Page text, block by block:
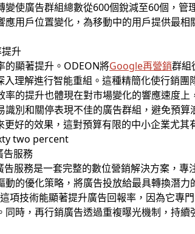
變使廣告群組總數從600個銳減至60個，
應用戶位置變化，為移動中的用戶提供最
升
的顯著提升。ODEON將Google再營銷群組
理解進行智能重組。這種精簡化使行銷
率的提升也體現在對市場變化的響應速度
識別和關停表現不佳的廣告群組，避免預
好的效果，這對預算有限的中小企業尤其
告服務
告服務是一套完整的數位營銷解決方案，
動的優化策略，將廣告投放給最具轉換潛
項技術能顯著提升廣告回報率，因為它專
同時，再行銷廣告透過重複曝光機制，持